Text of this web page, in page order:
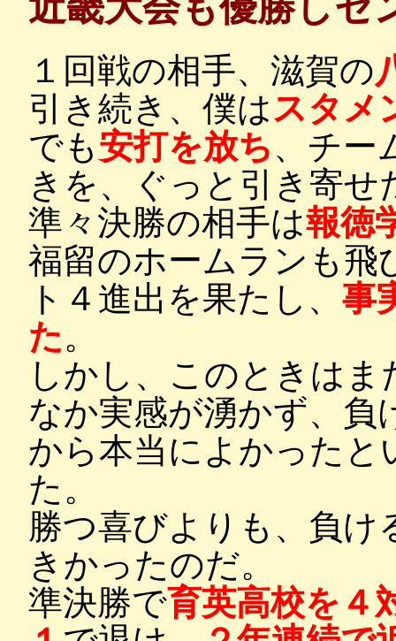
１回戦の相手、滋賀の
引き続き、僕はスタメ
でも安打を放ち、チー
きを、ぐっと引き寄せ
準々決勝の相手は報徳
福留のホームランも飛
ト４進出を果たし、 事
た。
しかし、このときは
なか実感が湧かず、負
から本当によかったと
た。
勝つ喜びよりも、負け
きかったのだ。
準決勝で育英高校を４